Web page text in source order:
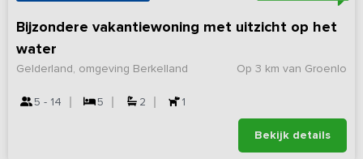
Bijzondere vakantiewoning met uitzicht op het
water
Op 3 km van Groenlo
Gelderland, omgeving Berkelland
5 - 14 5 2 1
Bekijk details